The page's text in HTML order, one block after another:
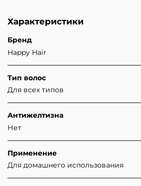
Характеристики
Бренд
Happy Hair
Тип волос
Для всех типов
Антижелтизна
Нет
Применение
Для домашнего использования